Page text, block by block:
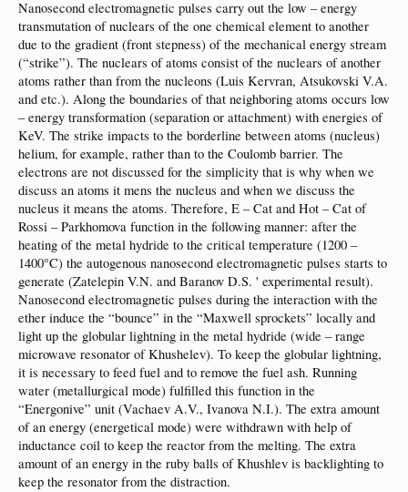
Nanosecond electromagnetic pulses carry out the low – energy
transmutation of nuclears of the one chemical element to another
due to the gradient (front stepness) of the mechanical energy stream
(“strike”). The nuclears of atoms consist of the nuclears of another
atoms rather than from the nucleons (Luis Kervran, Atsukovski V.A.
and etc.). Along the boundaries of that neighboring atoms occurs low
– energy transformation (separation or attachment) with energies of
KeV. The strike impacts to the borderline between atoms (nucleus)
helium, for example, rather than to the Coulomb barrier. The
electrons are not discussed for the simplicity that is why when we
discuss an atoms it mens the nucleus and when we discuss the
nucleus it means the atoms. Therefore, E – Cat and Hot – Cat of
Rossi – Parkhomova function in the following manner: after the
heating of the metal hydride to the critical temperature (1200 –
1400°C) the autogenous nanosecond electromagnetic pulses starts to
generate (Zatelepin V.N. and Baranov D.S. ' experimental result).
Nanosecond electromagnetic pulses during the interaction with the
ether induce the “bounce” in the “Maxwell sprockets” locally and
light up the globular lightning in the metal hydride (wide – range
microwave resonator of Khushelev). To keep the globular lightning,
it is necessary to feed fuel and to remove the fuel ash. Running
water (metallurgical mode) fulfilled this function in the
“Energonive” unit (Vachaev A.V., Ivanova N.I.). The extra amount
of an energy (energetical mode) were withdrawn with help of
inductance coil to keep the reactor from the melting. The extra
amount of an energy in the ruby balls of Khushlev is backlighting to
keep the resonator from the distraction.